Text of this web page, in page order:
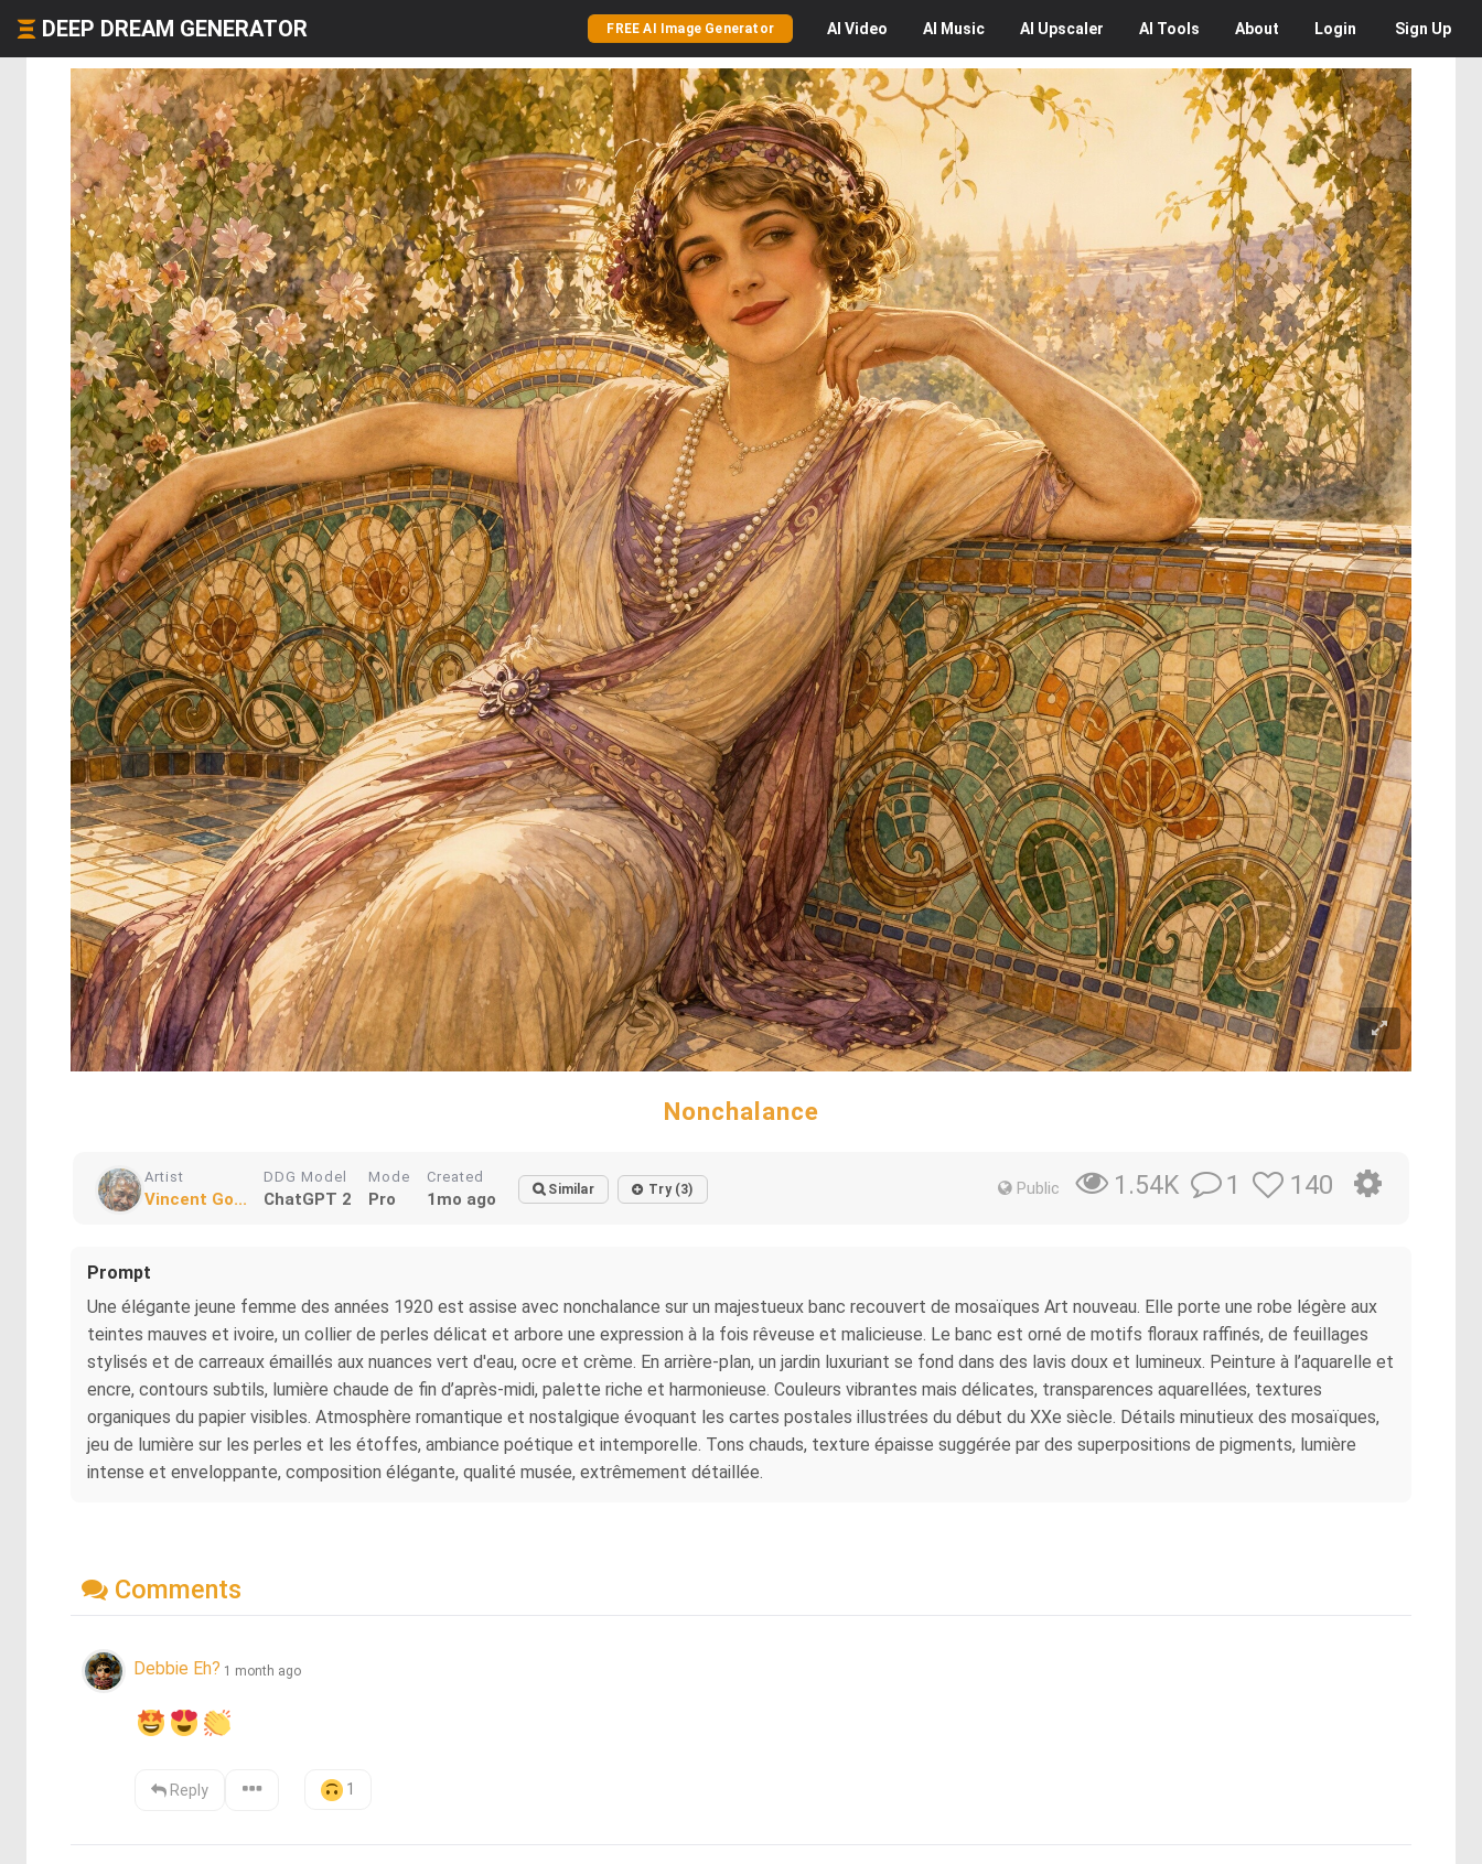
DEEP DREAM GENERATOR FREE AI Image Generator AI Video AI Music AI Upscaler AI Tools About Login Sign Up
Nonchalance
Artist
Vincent Go...
DDG Model
ChatGPT 2
Mode
Pro
Created
1mo ago Similar Try (3) Public 1.54K 1 140
Prompt
Une élégante jeune femme des années 1920 est assise avec nonchalance sur un majestueux banc recouvert de mosaïques Art nouveau. Elle porte une robe légère aux
teintes mauves et ivoire, un collier de perles délicat et arbore une expression à la fois rêveuse et malicieuse. Le banc est orné de motifs floraux raffinés, de feuillages
stylisés et de carreaux émaillés aux nuances vert d'eau, ocre et crème. En arrière-plan, un jardin luxuriant se fond dans des lavis doux et lumineux. Peinture à l’aquarelle et
encre, contours subtils, lumière chaude de fin d’après-midi, palette riche et harmonieuse. Couleurs vibrantes mais délicates, transparences aquarellées, textures
organiques du papier visibles. Atmosphère romantique et nostalgique évoquant les cartes postales illustrées du début du XXe siècle. Détails minutieux des mosaïques,
jeu de lumière sur les perles et les étoffes, ambiance poétique et intemporelle. Tons chauds, texture épaisse suggérée par des superpositions de pigments, lumière
intense et enveloppante, composition élégante, qualité musée, extrêmement détaillée.
Comments
Debbie Eh? 1 month ago
Reply 1